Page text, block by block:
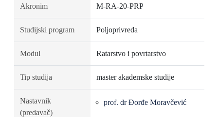
Akronim M-RA-20-PRP
Studijski program Poljoprivreda
Modul Ratarstvo i povrtarstvo
Tip studija master akademske studije
Nastavnik
(predavač)
prof. dr Đorđe Moravčević